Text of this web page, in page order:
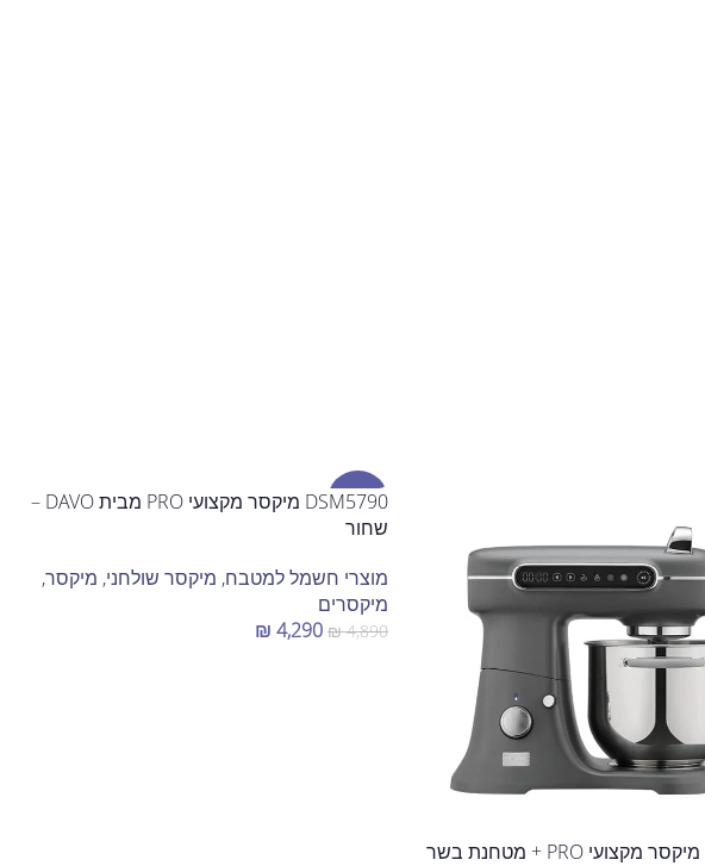
DSM5765 מיקסר מקצועי PRO + מטחנת בשר
מבצע
DSM5790 מיקסר מקצועי PRO מבית DAVO –
שחור
מוצרי חשמל למטבח, מיקסר שולחני, מיקסר,
מיקסרים
₪4,890
₪ 4,290